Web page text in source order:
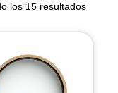
los 15 resultados